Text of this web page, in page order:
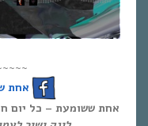
אחת
אחת ששומעת – כל יום חמישי,